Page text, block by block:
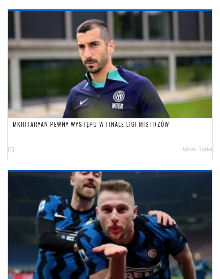
MKHITARYAN PEWNY WYSTĘPU W FINALE LIGI MISTRZÓW
[0] Marek Sudoł